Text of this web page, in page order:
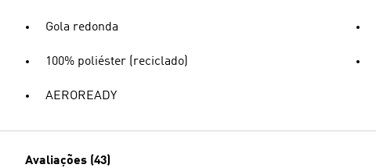
Gola redonda
100% poliéster (reciclado)
AEROREADY
Avaliações (43)